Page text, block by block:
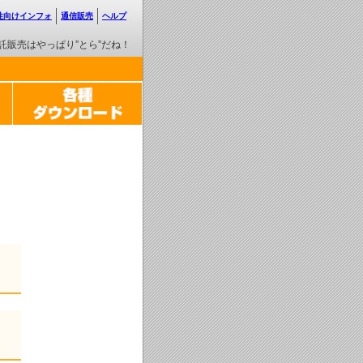
販売はやっぱり”とら”だね！
向けインフォ 通信販売 ヘルプ